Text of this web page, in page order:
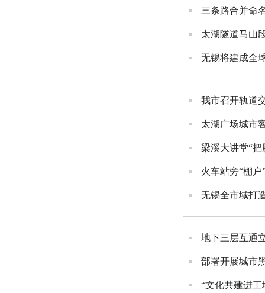
三条路合并命
太湖隧道马山
无锡将建成全
我市召开轨道
太湖广场城市
梁溪大讲堂“
火车站旁“棚
无锡全市域打
地下三层互通
部署开展城市
“文化共建进